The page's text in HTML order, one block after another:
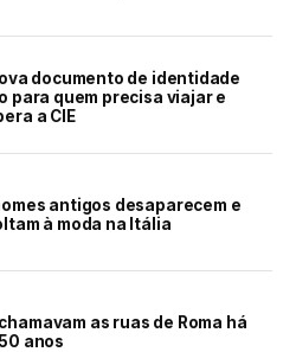
documento de identidade
para quem precisa viajar e
a CIE
antigos desaparecem e
à moda na Itália
as ruas de Roma há
anos